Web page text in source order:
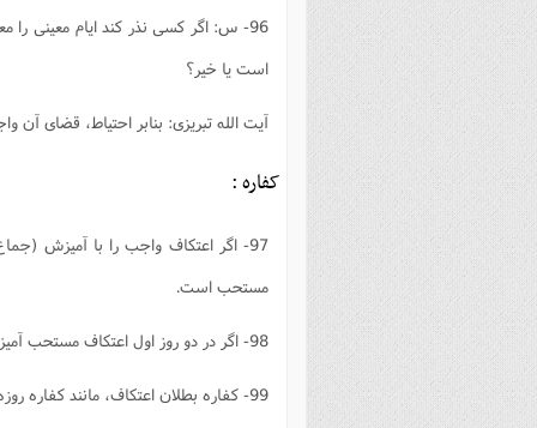
96- س: اگر کسى نذر کند ایام معینى
است یا خیر؟
آیت الله تبریزى: بنابر احتیاط، قضاى
کفاره :
97- اگر اعتکاف واجب را با آمیزش
مستحب است.
98- اگر در دو روز اول اعتکاف مستحب آمیزش کند و اعتکاف را رها نکند بنابراحتیاط واجب کفاره لازم است .
99- کفاره بطلان اعتکاف، مانند کفاره روزه ماه رمضان است، یعنى ، باید: